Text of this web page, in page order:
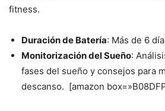
fitness.
Duración de Batería: Más de 6
Monitorización del Sueño:
fases del sueño y consejos para
descanso. [amazon